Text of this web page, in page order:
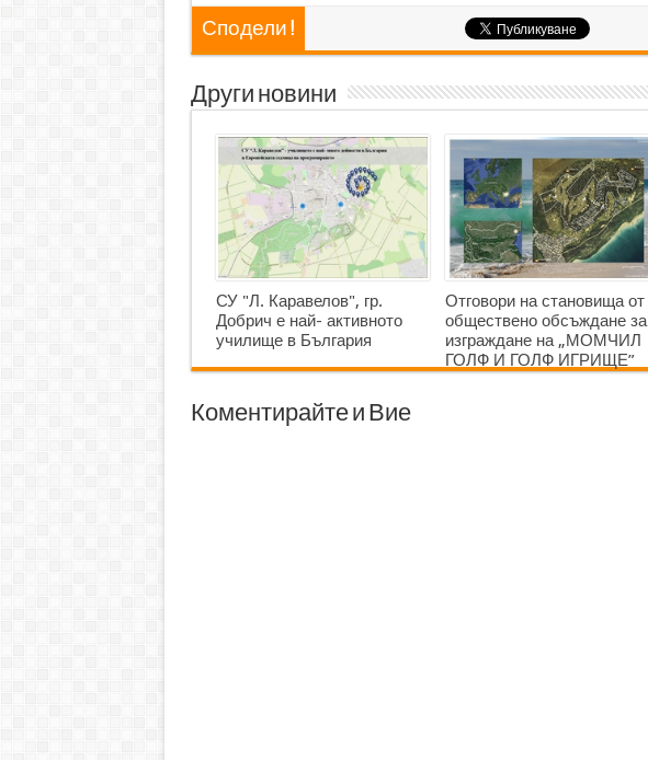
Сподели !
Други новини
СУ "Л. Каравелов", гр.
Добрич е най- активното
училище в България
Отговори на становища от
обществено обсъждане за
изграждане на „МОМЧИЛ
ГОЛФ И ГОЛФ ИГРИЩЕ”
Коментирайте и Вие